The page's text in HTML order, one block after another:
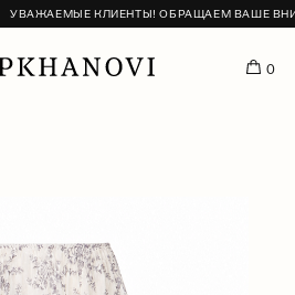
УВАЖАЕМЫЕ КЛИЕНТЫ! ОБРАЩАЕМ ВАШЕ
0